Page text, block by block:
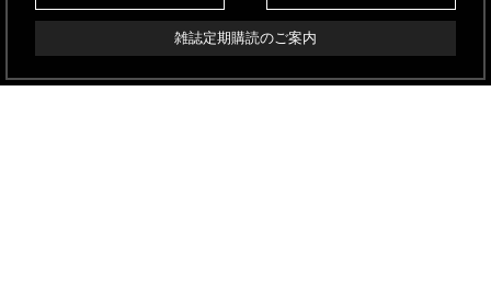
雑誌定期購読のご案内